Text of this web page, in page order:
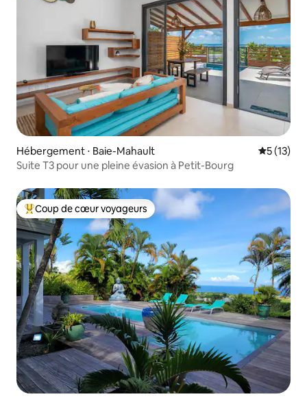
Hébergement ⋅ Baie-Mahault
5 (13)
Suite T3 pour une pleine évasion à Petit-Bourg
Coups de cœur voyageurs les plus appréciés
Coup de cœur voyageurs